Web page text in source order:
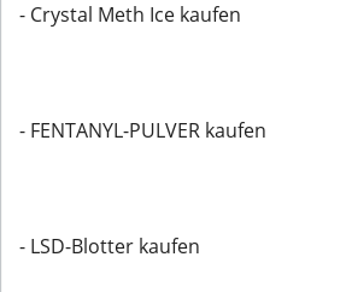
- Crystal Meth Ice kaufen
- FENTANYL-PULVER kaufen
- LSD-Blotter kaufen